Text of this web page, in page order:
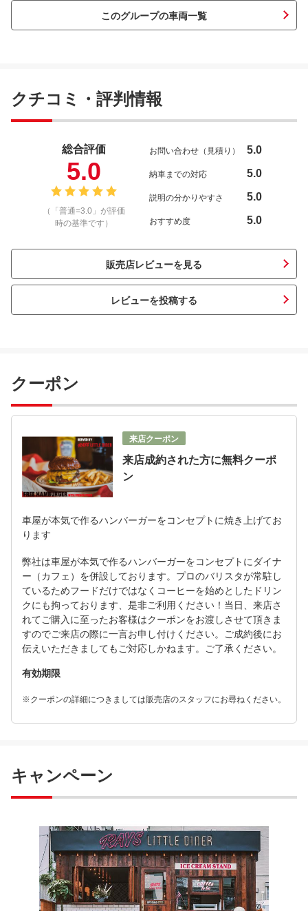
このグループの車両一覧
クチコミ・評判情報
総合評価
5.0
（「普通=3.0」が評価
時の基準です）
お問い合わせ（見積り） 5.0
納車までの対応 5.0
説明の分かりやすさ 5.0
おすすめ度 5.0
販売店レビューを見る
レビューを投稿する
クーポン
来店クーポン
来店成約された方に無料クーポ
ン
車屋が本気で作るハンバーガーをコンセプトに焼き上げてお
ります
弊社は車屋が本気で作るハンバーガーをコンセプトにダイナ
ー（カフェ）を併設しております。プロのバリスタが常駐し
ているためフードだけではなくコーヒーを始めとしたドリン
クにも拘っております、是非ご利用ください！当日、来店さ
れてご購入に至ったお客様はクーポンをお渡しさせて頂きま
すのでご来店の際に一言お申し付けください。ご成約後にお
伝えいただきましてもご対応しかねます。ご了承ください。
有効期限
※クーポンの詳細につきましては販売店のスタッフにお尋ねください。
キャンペーン